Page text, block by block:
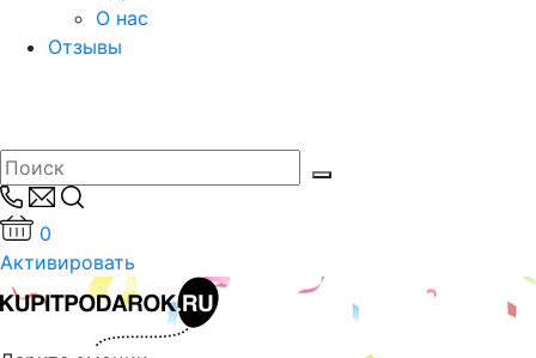
О нас
Отзывы
0
Активировать